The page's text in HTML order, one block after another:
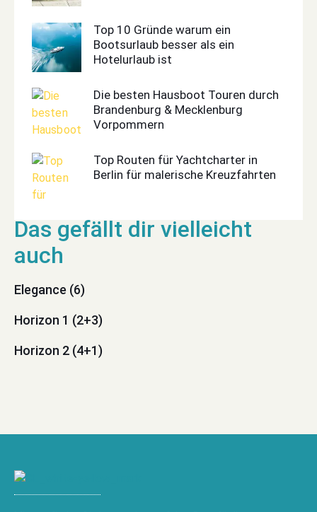
Top 10 Gründe warum ein
Bootsurlaub besser als ein
Hotelurlaub ist
Die besten Hausboot Touren durch
Brandenburg & Mecklenburg
Vorpommern
Top Routen für Yachtcharter in
Berlin für malerische Kreuzfahrten
Elegance (6)
Horizon 1 (2+3)
Horizon 2 (4+1)